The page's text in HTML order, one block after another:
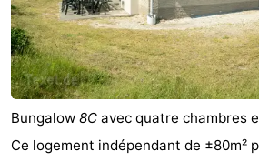
Bungalow 8C avec quatre chambres
Ce logement indépendant de ±80m²